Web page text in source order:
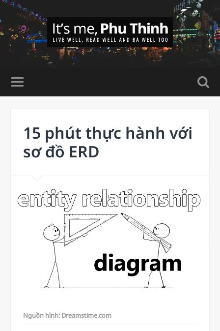
15 phút thực hành với
sơ đồ ERD
Nguồn hình: Dreamstime.com